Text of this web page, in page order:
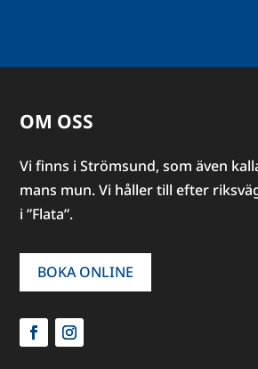
OM OSS
Vi finns i Strömsund, som även
mans mun. Vi håller till efter
i ”Flata”.
BOKA ONLINE